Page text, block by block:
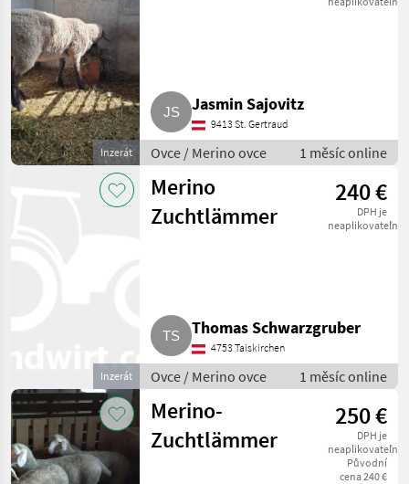
Inzerát
Jasmin Sajovitz
9413 St. Gertraud
Ovce / Merino ovce 1 měsíc online
Inzerát
Merino
Zuchtlämmer
240 €
DPH je
neaplikovateľné
Thomas Schwarzgruber
4753 Taiskirchen
Ovce / Merino ovce 1 měsíc online
Merino-
Zuchtlämmer
250 €
DPH je
neaplikovateľné
Původní
cena 240 €